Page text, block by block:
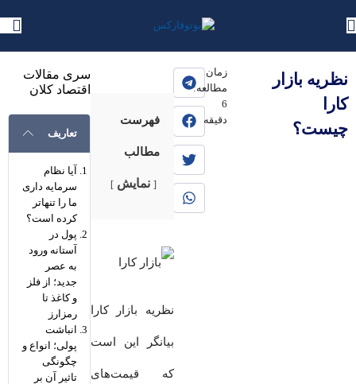
یوتوفارکس
نظریه بازار
کارا
چیست؟
زمان
مطالعه:
6
دقیقه
فهرست
مطالب
نمایش
نظریه بازار کارا
بیانگر این است
که قیمت‌های
سری مقالات
اقتصاد کلان
تعاریف
آیا نظام
سرمایه داری
ما را تنها‌تر
کرده است؟
پول در
آستانه ورود
به عصر
جدید؛ از فلز
و کاغذ تا
رمزارز
انباشت‌
پولی؛ انواع و
چگونگی
تاثیر آن بر